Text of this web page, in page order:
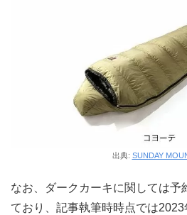
出典: SUNDAY
なお、ダークカーキに関しては予
ており、記事執筆時時点では